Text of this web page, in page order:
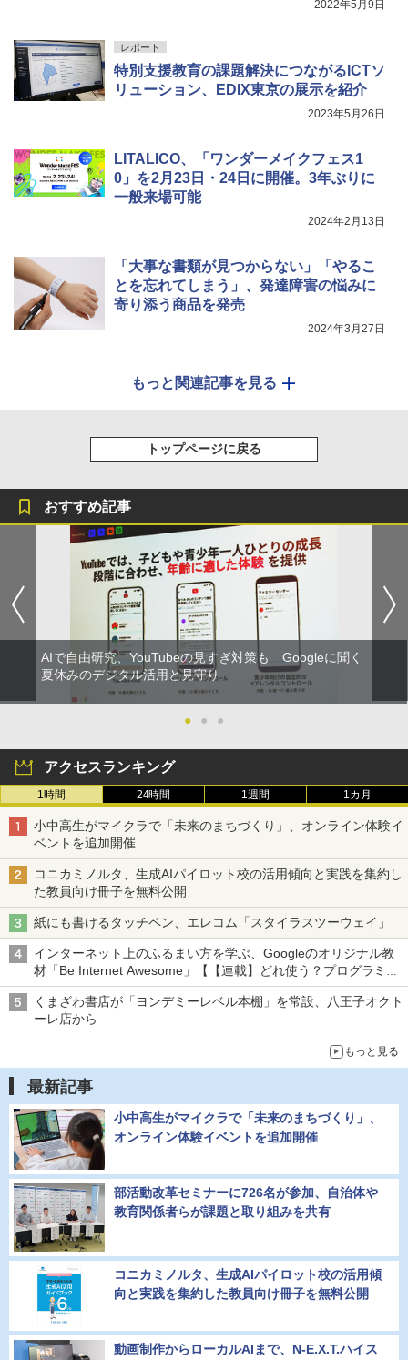
Fernrohr:実験用キャビネット
￥4,746
2022年5月9日
レポート
特別支援教育の課題解決につながるICTソ
リューション、EDIX東京の展示を紹介
2023年5月26日
LITALICO、「ワンダーメイクフェス1
0」を2月23日・24日に開催。3年ぶりに
一般来場可能
2024年2月13日
「大事な書類が見つからない」「やるこ
とを忘れてしまう」、発達障害の悩みに
寄り添う商品を発売
2024年3月27日
もっと関連記事を見る
トップページに戻る
おすすめ記事
AIで自由研究、YouTubeの見すぎ対策も Googleに聞く
夏休みのデジタル活用と見守り
● ● ●
アクセスランキング
1時間 24時間 1週間 1カ月
小中高生がマイクラで「未来のまちづくり」、オンライン体験イ
ベントを追加開催
コニカミノルタ、生成AIパイロット校の活用傾向と実践を集約し
た教員向け冊子を無料公開
紙にも書けるタッチペン、エレコム「スタイラスツーウェイ」
インターネット上のふるまい方を学ぶ、Googleのオリジナル教
材「Be Internet Awesome」【【連載】どれ使う？プログラミン
グ教育ツール】
くまざわ書店が「ヨンデミーレベル本棚」を常設、八王子オクト
ーレ店から
もっと見る
最新記事
小中高生がマイクラで「未来のまちづくり」、
オンライン体験イベントを追加開催
部活動改革セミナーに726名が参加、自治体や
教育関係者らが課題と取り組みを共有
コニカミノルタ、生成AIパイロット校の活用傾
向と実践を集約した教員向け冊子を無料公開
動画制作からローカルAIまで、N-E.X.T.ハイス